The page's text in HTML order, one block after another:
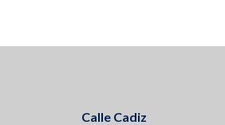
Calle Cadiz